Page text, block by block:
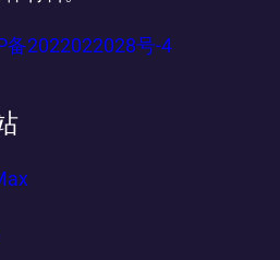
备2022022028号-4